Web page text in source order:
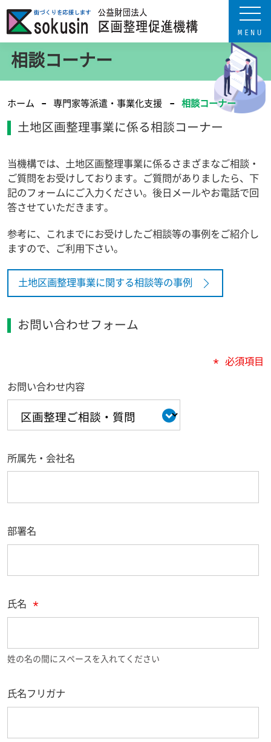
相談コーナー
ホーム 専門家等派遣・事業化支援 相談コーナー
土地区画整理事業に係る相談コーナー
当機構では、土地区画整理事業に係るさまざまなご相談・
ご質問をお受けしております。ご質問がありましたら、下
記のフォームにご入力ください。後日メールやお電話で回
答させていただきます。
参考に、これまでにお受けしたご相談等の事例をご紹介し
ますので、ご利用下さい。
土地区画整理事業に関する相談等の事例
お問い合わせフォーム
* 必須項目
お問い合わせ内容
所属先・会社名
部署名
氏名 *
姓の名の間にスペースを入れてください
氏名フリガナ